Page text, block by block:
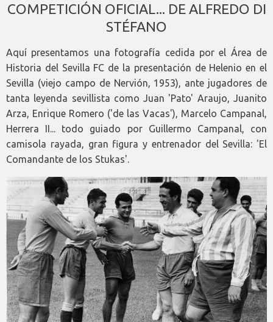
COMPETICIÓN OFICIAL... DE ALFREDO DI
STÉFANO
Aquí presentamos una fotografía cedida por el Área de
Historia del Sevilla FC de la presentación de Helenio en el
Sevilla (viejo campo de Nervión, 1953), ante jugadores de
tanta leyenda sevillista como Juan 'Pato' Araujo, Juanito
Arza, Enrique Romero ('de las Vacas'), Marcelo Campanal,
Herrera II... todo guiado por Guillermo Campanal, con
camisola rayada, gran figura y entrenador del Sevilla: 'El
Comandante de los Stukas'.